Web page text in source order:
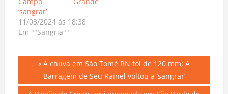
‘sangrar’
11/03/2024 às 18:38
Em ""Sangria""
Navegação
de
Previous
Post:
A chuva em São Tomé RN foi de 120 mm; A
Barragem de Seu Rainel voltou a ‘sangrar’